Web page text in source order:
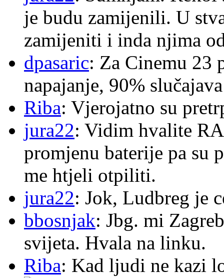
je budu zamijenili. U
zamijeniti i inda njima
dpasaric: Za Cinemu 23
napajanje, 90%
Riba: Vjerojatno su
jura22: Vidim hvalite
promjenu baterije pa su
me htjeli otpiliti.
jura22: Jok, Ludbreg je
bbosnjak: Jbg. mi
svijeta. Hvala na linku.
Riba: Kad ljudi ne kazi